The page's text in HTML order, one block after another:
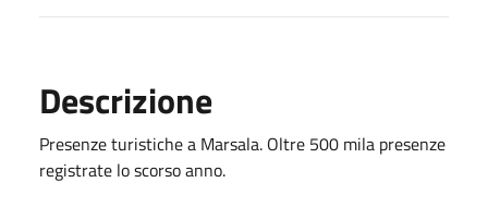
Descrizione
Presenze turistiche a Marsala. Oltre 500 mila presenze
registrate lo scorso anno.